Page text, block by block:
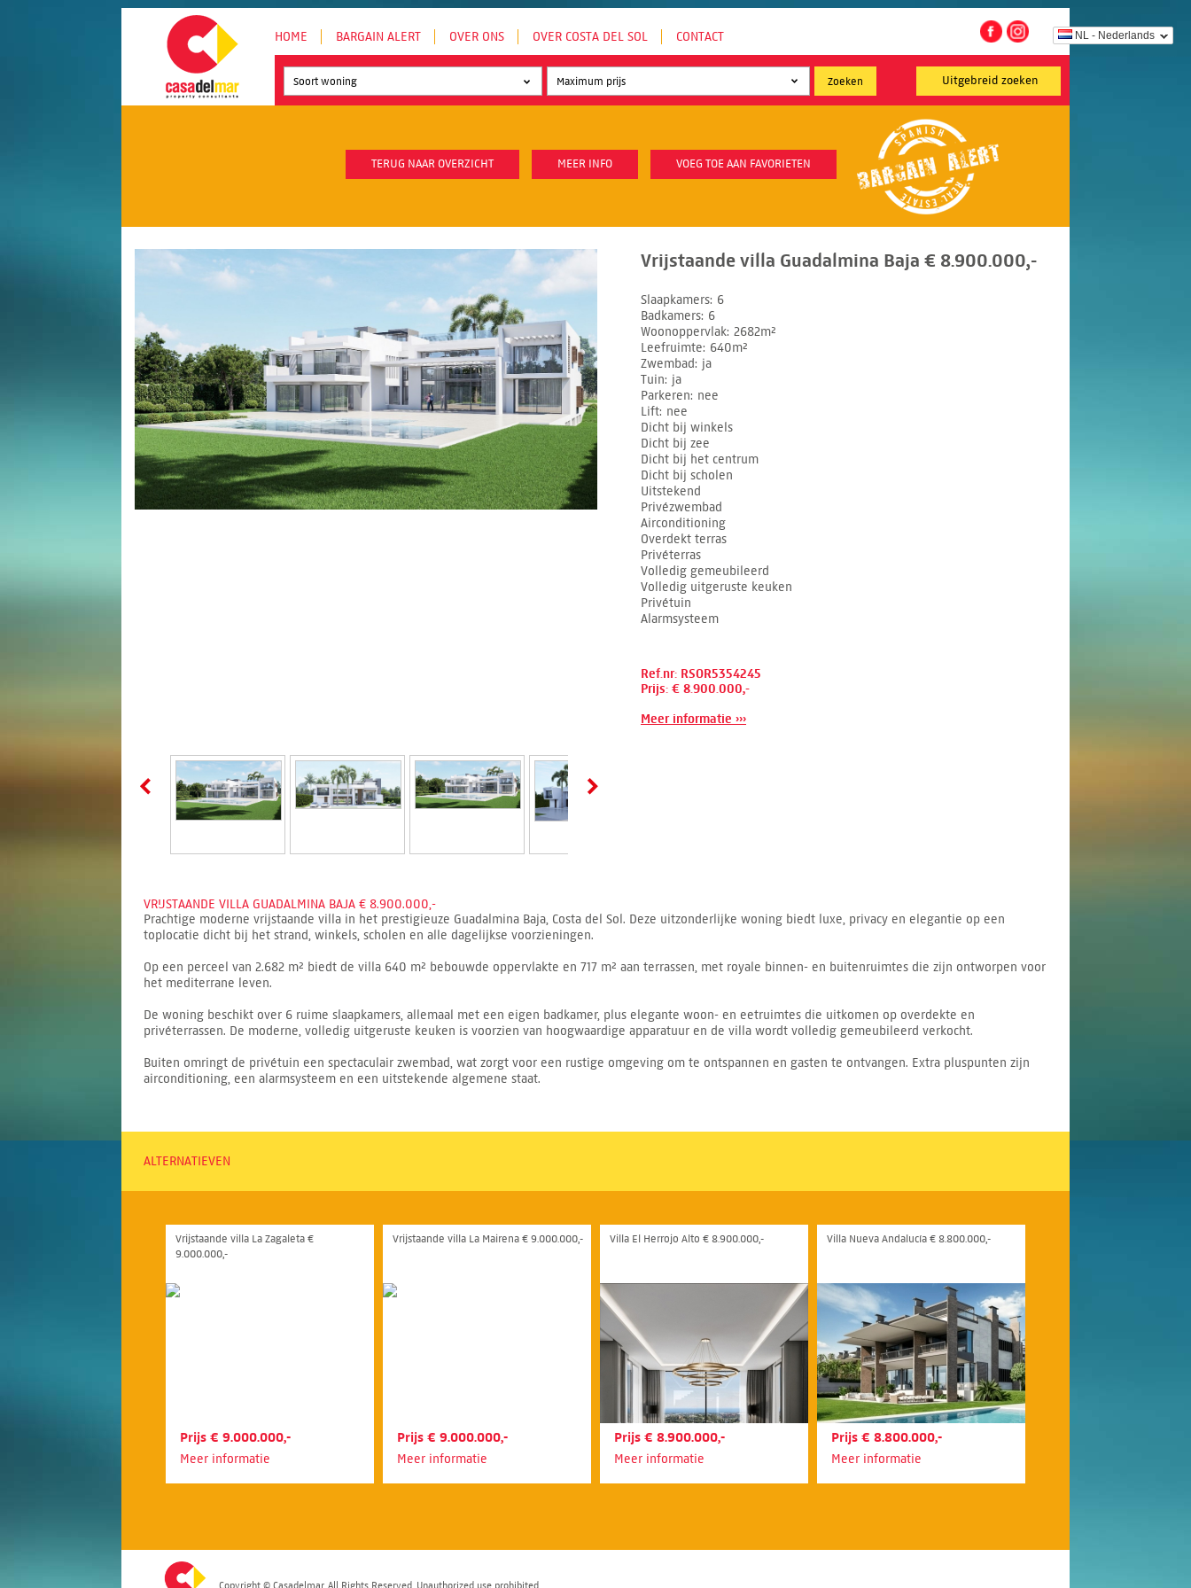
NL - Nederlands
HOME BARGAIN ALERT OVER ONS OVER COSTA DEL SOL CONTACT
Uitgebreid zoeken
Soort woning
TERUG NAAR OVERZICHT MEER INFO VOEG TOE AAN FAVORIETEN
Vrijstaande villa Guadalmina Baja € 8.900.000,-
Slaapkamers 6
Badkamers 6
Woonoppervlak 2682m²
Leefruimte 640m²
Zwembad
ja
Tuin ja
Parkeren nee
Lift nee
Dicht bij winkels
Dicht bij zee
Dicht bij het centrum
Dicht bij scholen
Uitstekend
Privézwembad
Airconditioning
Overdekt terras
Privéterras
Volledig gemeubileerd
Volledig uitgeruste keuken
Privétuin
Alarmsysteem
Ref.nr: RSOR5354245
Prijs: € 8.900.000,-
Meer informatie ›››
VRIJSTAANDE VILLA GUADALMINA BAJA € 8.900.000,-
Prachtige moderne vrijstaande villa in het prestigieuze Guadalmina Baja, Costa del Sol. Deze uitzonderlijke woning biedt luxe, privacy en elegantie op een
toplocatie dicht bij het strand, winkels, scholen en alle dagelijkse voorzieningen.
Op een perceel van 2.682 m² biedt de villa 640 m² bebouwde oppervlakte en 717 m² aan terrassen, met royale binnen- en buitenruimtes die zijn ontworpen voor
het mediterrane leven.
De woning beschikt over 6 ruime slaapkamers, allemaal met een eigen badkamer, plus elegante woon- en eetruimtes die uitkomen op overdekte en
privéterrassen. De moderne, volledig uitgeruste keuken is voorzien van hoogwaardige apparatuur en de villa wordt volledig gemeubileerd verkocht.
Buiten omringt de privétuin een spectaculair zwembad, wat zorgt voor een rustige omgeving om te ontspannen en gasten te ontvangen. Extra pluspunten zijn
airconditioning, een alarmsysteem en een uitstekende algemene staat.
ALTERNATIEVEN
Vrijstaande villa La Zagaleta €
9.000.000,-
Prijs € 9.000.000,-
Meer informatie
Vrijstaande villa La Mairena € 9.000.000,-
Prijs € 9.000.000,-
Meer informatie
Villa El Herrojo Alto € 8.900.000,-
Prijs € 8.900.000,-
Meer informatie
Villa Nueva Andalucía € 8.800.000,-
Prijs € 8.800.000,-
Meer informatie
Copyright © Casadelmar. All Rights Reserved. Unauthorized use prohibited.